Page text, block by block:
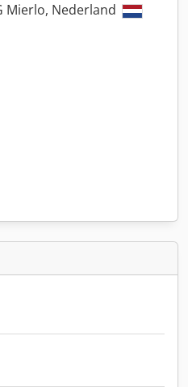
Mierlo, Nederland